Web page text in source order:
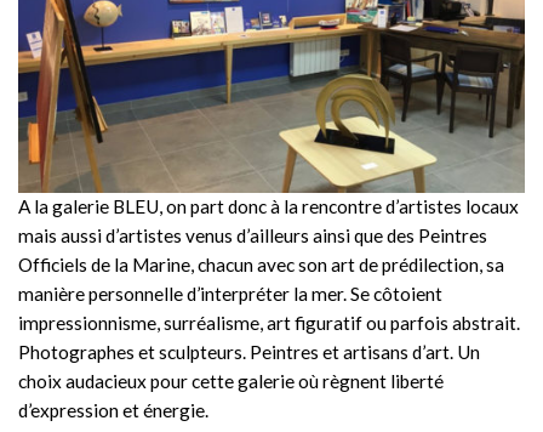
A la galerie BLEU, on part donc à la rencontre d’artistes locaux
mais aussi d’artistes venus d’ailleurs ainsi que des Peintres
Officiels de la Marine, chacun avec son art de prédilection, sa
manière personnelle d’interpréter la mer. Se côtoient
impressionnisme, surréalisme, art figuratif ou parfois abstrait.
Photographes et sculpteurs. Peintres et artisans d’art. Un
choix audacieux pour cette galerie où règnent liberté
d’expression et énergie.